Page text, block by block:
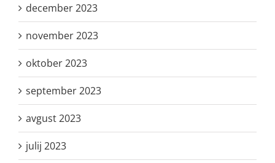
december 2023
november 2023
oktober 2023
september 2023
avgust 2023
julij 2023